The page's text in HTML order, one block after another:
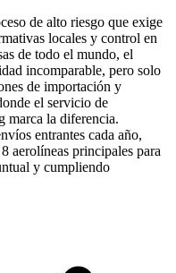
de alto riesgo que exige
locales y control en
de todo el mundo, el
incomparable, pero solo
de importación y
el servicio de
marca la diferencia.
entrantes cada año,
aerolíneas principales para
y cumpliendo